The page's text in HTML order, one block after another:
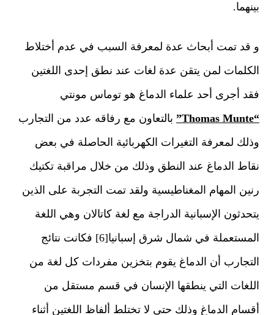
بينهما.
و قد تمت أبحاث عدة لمعرفة السبب في عدم أختلاط
الكلمات لمن يتقن عدة لغات عند نطق إحدى اللغتين
فقد أجرى أحد علماء الدماغ هو توماس مونتي
“Thomas Munte”
بالتعاون مع رفاقه عدد من التجارب
وذلك لمعرفة التغيرات الكهربائية الحاصلة في بعض
نقاط الدماغ عند النطق وذلك من خلال مراقبة تكتيك
رنين المهام المغناطيسية ولقد تمت التجربة على الذين
يتحدثون الإسبانية الدراجة مع لغة كاتالان وهي اللغة
المستعملة في شمال شرق إسبانيا[6] فكانت نتائج
التجارب أن الدماغ يقوم بتخزين مفردات كل لغة من
اللغات التي ينطقها الإنسان في قسم مستقل من
أقسام الدماغ وذلك حتى لا تختلط ألفاظ اللغتين أثناء